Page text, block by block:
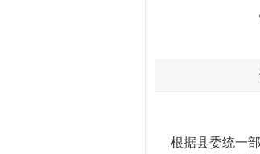
根据县委统一